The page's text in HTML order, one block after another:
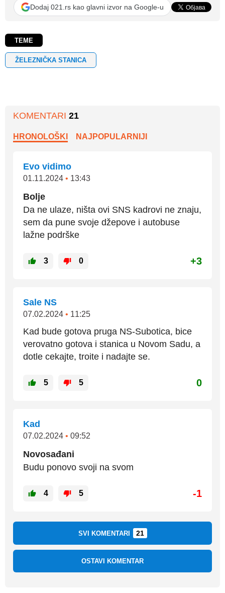
Dodaj 021.rs kao glavni izvor na Google-u
TEME
ŽELEZNIČKA STANICA
KOMENTARI 21
HRONOLOŠKI NAJPOPULARNIJI
Evo vidimo
01.11.2024 • 13:43
Bolje
Da ne ulaze, ništa ovi SNS kadrovi ne znaju,
sem da pune svoje džepove i autobuse
lažne podrške
3 0 +3
Sale NS
07.02.2024 • 11:25
Kad bude gotova pruga NS-Subotica, bice
verovatno gotova i stanica u Novom Sadu, a
dotle cekajte, troite i nadajte se.
5 5 0
Kad
07.02.2024 • 09:52
Novosađani
Budu ponovo svoji na svom
4 5 -1
SVI KOMENTARI 21
OSTAVI KOMENTAR